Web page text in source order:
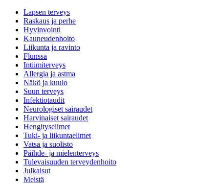
Lapsen terveys
Raskaus ja perhe
Hyvinvointi
Kauneudenhoito
Liikunta ja ravinto
Flunssa
Intiimiterveys
Allergia ja astma
Näkö ja kuulo
Suun terveys
Infektiotaudit
Neurologiset sairaudet
Harvinaiset sairaudet
Hengityselimet
Tuki- ja liikuntaelimet
Vatsa ja suolisto
Päihde- ja mielenterveys
Tulevaisuuden terveydenhoito
Julkaisut
Meistä